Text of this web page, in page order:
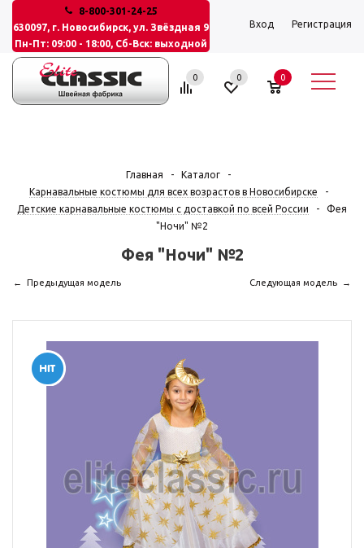
8-800-301-24-25
630097, г. Новосибирск, ул. Звёздная 9
Пн-Пт: 09:00 - 18:00, Сб-Вск: выходной
Вход Регистрация
0 0 0
Главная - Каталог
-
Карнавальные костюмы для всех возрастов в Новосибирске
-
Детские карнавальные костюмы с доставкой по всей России
-
Фея
"Ночи" №2
Фея "Ночи" №2
Предыдущая модель Следующая модель